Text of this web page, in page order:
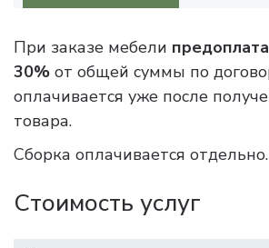
При заказе мебели
30% от общей суммы по
оплачивается уже после
товара.
Сборка оплачивается отдельно.
Стоимость услуг